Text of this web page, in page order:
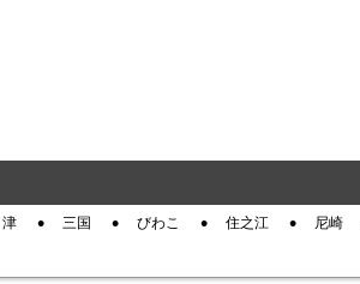
津 三国 びわこ 住之江 尼崎